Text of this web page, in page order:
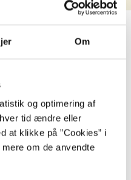
Om
og optimering af
tid ændre eller
at klikke på ”Cookies” i
om de anvendte